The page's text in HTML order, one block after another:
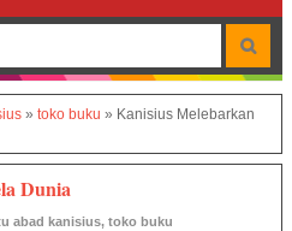
» toko buku » Kanisius Melebarkan
Dunia
abad kanisius, toko buku